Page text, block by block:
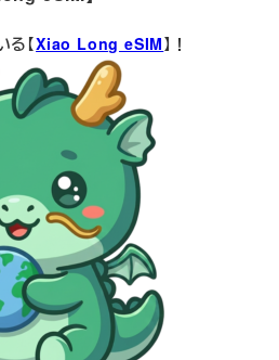
る【Xiao Long eSIM】！